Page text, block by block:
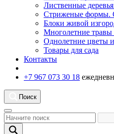
Лиственные
Стриженые формы.
Блоки живой
Многолетние
Однолетние цветы
Товары для сада
Контакты
+7 967 073 30 18
Поиск